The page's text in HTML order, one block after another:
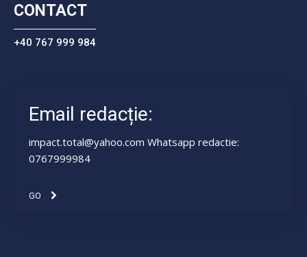
CONTACT
+40 767 999 984
Email redacție:
impact.total@yahoo.com Whatsapp redactie:
0767999984
GO